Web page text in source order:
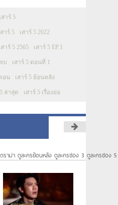
สาร์ 5
สาร์ 5 เสาร์ 5 2022
สาร์ 5 2565 เสาร์ 5 EP.1
บ เสาร์ 5 ตอนที่ 1
อน เสาร์ 5 ย้อนหลัง
ล่าสุด เสาร์ 5 เรื่องย่อ
ราม่า ดูละครย้อนหลัง ดูละครช่อง 3 ดูละครช่อง